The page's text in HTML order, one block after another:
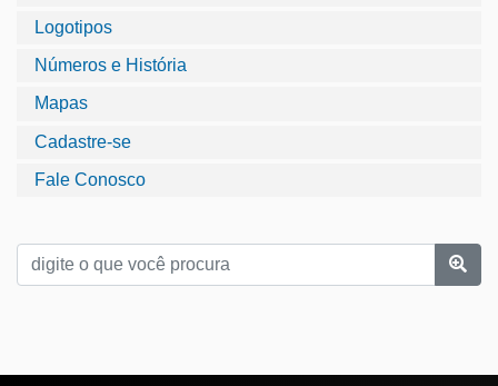
Logotipos
Números e História
Mapas
Cadastre-se
Fale Conosco